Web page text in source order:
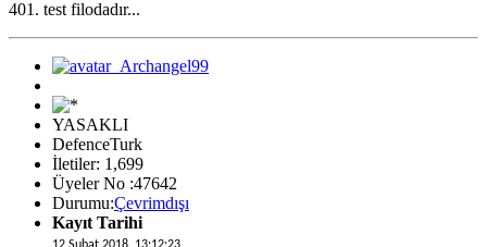
401. test filodadır...
YASAKLI
DefenceTurk
İletiler: 1,699
Üyeler No :47642
Durumu:Çevrimdışı
Kayıt Tarihi